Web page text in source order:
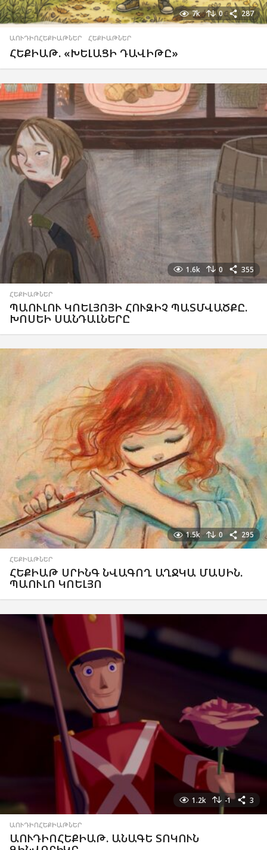
7k 0 287
ԱՈՒԴԻՈՀԵՔԻԱԹՆԵՐ ,ՀԵՔԻԱԹՆԵՐ
ՀԵՔԻԱԹ. «ԽԵԼԱՑԻ ԴԱՎԻԹԸ»
1.6k 0 355
ՀԵՔԻԱԹՆԵՐ
ՊԱՈՒԼՈՒ ԿՈԵԼՅՈՅԻ ՀՈՒԶԻՉ ՊԱՏՄՎԱԾՔԸ.
ԽՈՍԵԻ ՍԱՆԴԱԼՆԵՐԸ
1.5k 0 295
ՀԵՔԻԱԹՆԵՐ
ՀԵՔԻԱԹ ՍՐԻՆԳ ՆՎԱԳՈՂ ԱՂՋԿԱ ՄԱՍԻՆ.
ՊԱՈՒԼՈ ԿՈԵԼՅՈ
1.2k -1 3
ԱՈՒԴԻՈՀԵՔԻԱԹՆԵՐ
ԱՈՒԴԻՈՀԵՔԻԱԹ. ԱՆԱԳԵ ՏՈԿՈՒՆ